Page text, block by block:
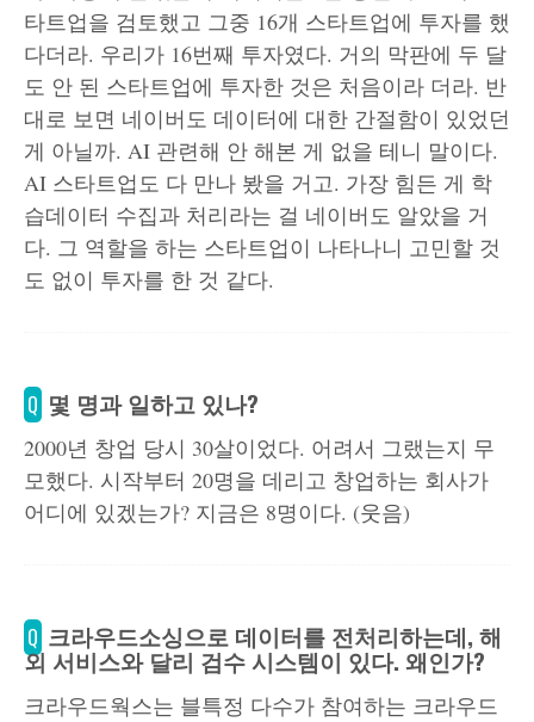
타트업을 검토했고 그중 16개 스타트업에 투자를 했
다더라. 우리가 16번째 투자였다. 거의 막판에 두 달
도 안 된 스타트업에 투자한 것은 처음이라 더라. 반
대로 보면 네이버도 데이터에 대한 간절함이 있었던
게 아닐까. AI 관련해 안 해본 게 없을 테니 말이다.
AI 스타트업도 다 만나 봤을 거고. 가장 힘든 게 학
습데이터 수집과 처리라는 걸 네이버도 알았을 거
다. 그 역할을 하는 스타트업이 나타나니 고민할 것
도 없이 투자를 한 것 같다.
Q 몇 명과 일하고 있나?
2000년 창업 당시 30살이었다. 어려서 그랬는지 무
모했다. 시작부터 20명을 데리고 창업하는 회사가
어디에 있겠는가? 지금은 8명이다. (웃음)
Q 크라우드소싱으로 데이터를 전처리하는데, 해
외 서비스와 달리 검수 시스템이 있다. 왜인가?
크라우드웍스는 블특정 다수가 참여하는 크라우드